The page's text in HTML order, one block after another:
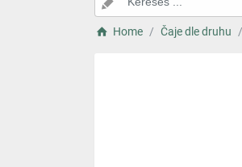
Home Čaje dle druhu